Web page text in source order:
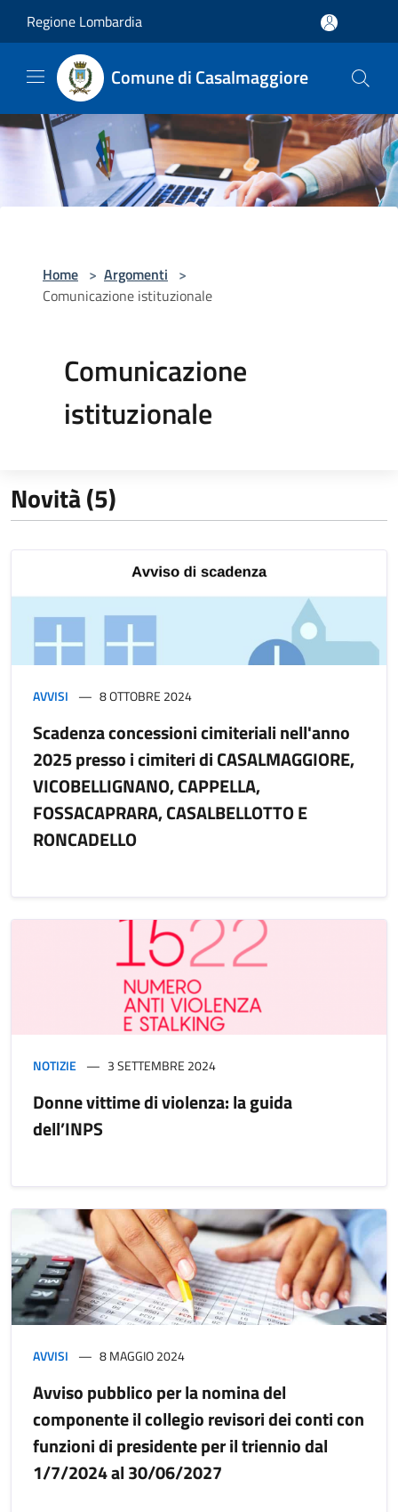
Regione Lombardia
Comune di Casalmaggiore
Home > Argomenti >
Comunicazione istituzionale
Comunicazione
istituzionale
Novità (5)
AVVISI 8 OTTOBRE 2024
Scadenza concessioni cimiteriali nell'anno
2025 presso i cimiteri di CASALMAGGIORE,
VICOBELLIGNANO, CAPPELLA,
FOSSACAPRARA, CASALBELLOTTO E
RONCADELLO
NOTIZIE 3 SETTEMBRE 2024
Donne vittime di violenza: la guida
dell’INPS
AVVISI 8 MAGGIO 2024
Avviso pubblico per la nomina del
componente il collegio revisori dei conti con
funzioni di presidente per il triennio dal
1/7/2024 al 30/06/2027